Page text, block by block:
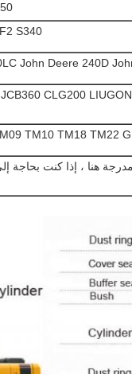
S340
John Deere 240D
CLG200
TM10 TM18 TM22
هنا ، إذا كنت بحاجة